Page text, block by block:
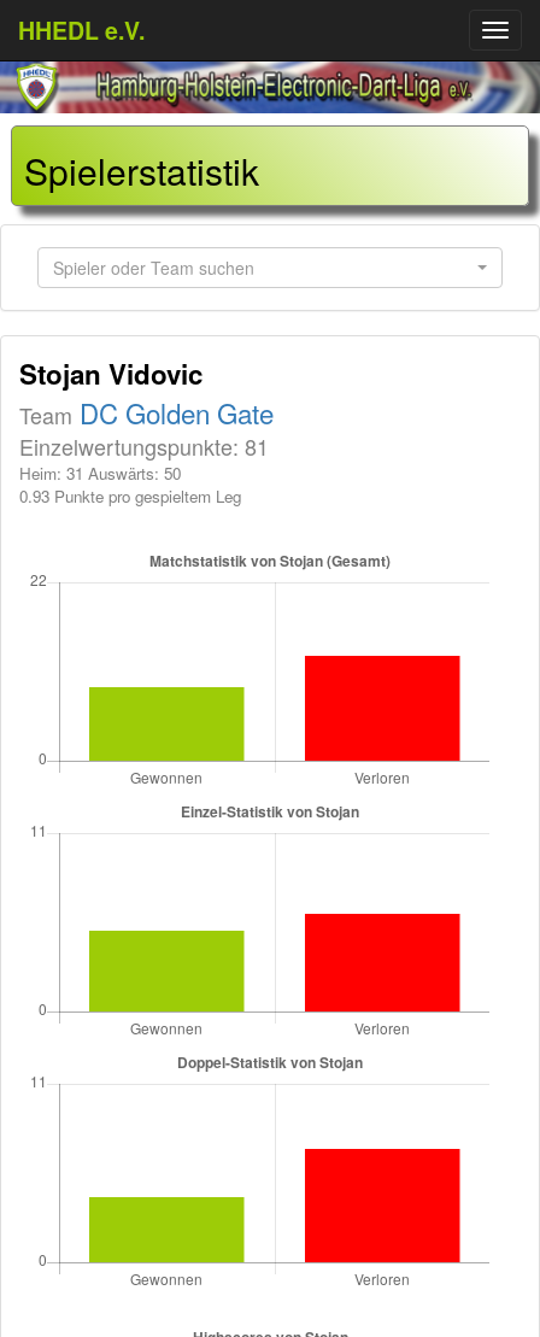
HHEDL e.V.
Menü
Spielerstatistik
Spieler oder Team suchen
Stojan Vidovic
Team DC Golden Gate
Einzelwertungspunkte: 81
Heim: 31 Auswärts: 50
0.93 Punkte pro gespieltem Leg